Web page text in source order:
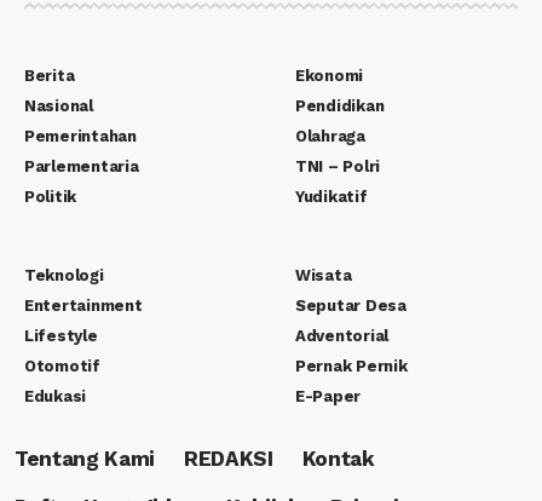
Berita
Nasional
Pemerintahan
Parlementaria
Politik
Ekonomi
Pendidikan
Olahraga
TNI – Polri
Yudikatif
Teknologi
Entertainment
Lifestyle
Otomotif
Edukasi
Wisata
Seputar Desa
Adventorial
Pernak Pernik
E-Paper
Tentang Kami REDAKSI
Kontak